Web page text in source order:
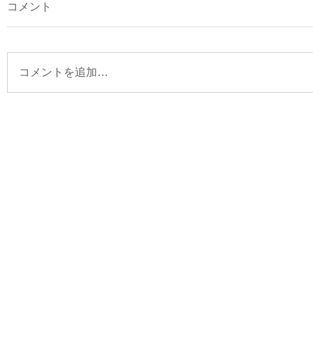
コメント
コメントを追加…